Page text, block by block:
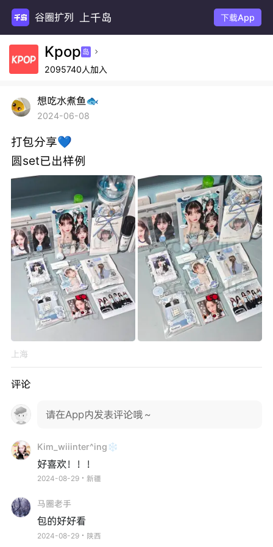
谷圈扩列 上千岛 下载App
Kpop 岛 
2095740人加入
想吃水煮鱼🐟
2024-06-08
打包分享💙
圆set已出样例
上海
评论
请在App内发表评论哦～
Kim_wiiinter^ing❄️
好喜欢！！！
2024-08-29・新疆
马圈老手
包的好好看
2024-08-29・陕西